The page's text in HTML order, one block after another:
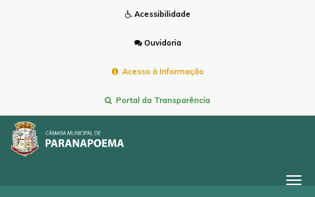
Acessibilidade
Ouvidoria
Acesso à Informação
Portal da Transparência